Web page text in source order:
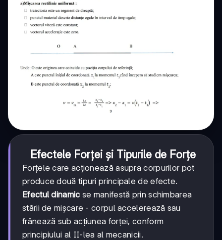
Efectele Forței și Tipurile de Forțe
Forțele care acționează asupra corpurilor pot
produce două tipuri principale de efecte.
Efectul dinamic se manifestă prin schimbarea
stării de mișcare - corpul accelerează sau
frânează sub acțiunea forței, conform
principiului al II-lea al mecanicii.